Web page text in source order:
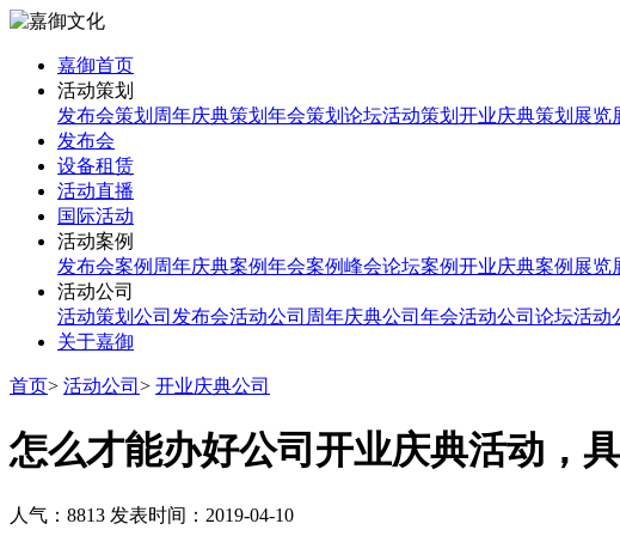
嘉御首页
活动策划
发布会策划 周年庆典策划 年会策划 论坛活动策划 开业庆典策划 展览
发布会
设备租赁
活动直播
国际活动
活动案例
发布会案例 周年庆典案例年会案例峰会论坛案例开业庆典案例 展览
活动公司
活动策划公司 发布会活动公司 周年庆典公司 年会活动公司 论坛活动
关于嘉御
首页> 活动公司 > 开业庆典公司
怎么才能办好公司开业庆典活动，
人气：8813 发表时间：2019-04-10